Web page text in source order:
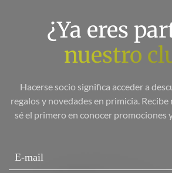
¿Ya eres
nuestro
Hacerse socio significa acceder a
regalos y novedades en primicia.
sé el primero en conocer promociones